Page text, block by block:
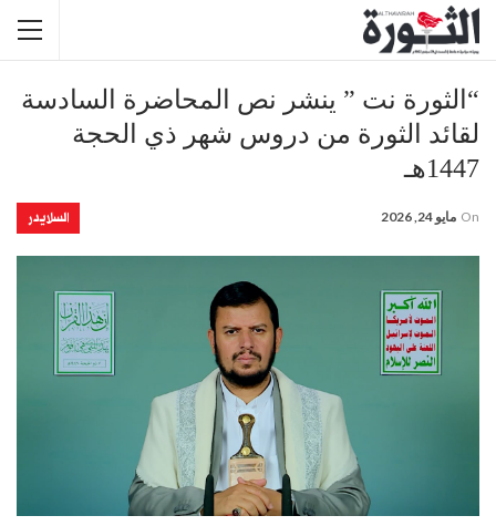
“الثورة نت ” ينشر نص المحاضرة السادسة
لقائد الثورة من دروس شهر ذي الحجة
1447هـ
السلايدر On مايو 24, 2026